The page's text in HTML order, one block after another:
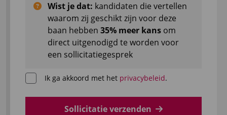
Wist je dat: kandidaten die vertellen
waarom zij geschikt zijn voor deze
baan hebben 35% meer kans om
direct uitgenodigd te worden voor
een sollicitatiegesprek
Ik ga akkoord met het privacybeleid.
Sollicitatie verzenden